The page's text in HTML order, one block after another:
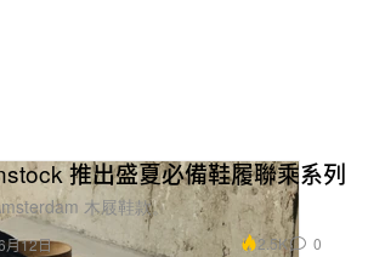
推出盛夏必備鞋履聯乘系列
木屐鞋款。
月12日 2.5K 0